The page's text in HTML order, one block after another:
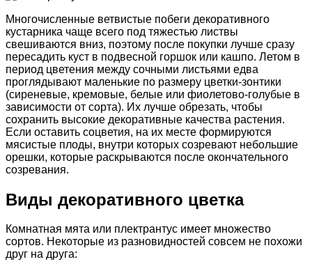
Многочисленные ветвистые побеги декоративного
кустарника чаще всего под тяжестью листвы
свешиваются вниз, поэтому после покупки лучше сразу
пересадить куст в подвесной горшок или кашпо. Летом в
период цветения между сочными листьями едва
проглядывают маленькие по размеру цветки-зонтики
(сиреневые, кремовые, белые или фиолетово-голубые в
зависимости от сорта). Их лучше обрезать, чтобы
сохранить высокие декоративные качества растения.
Если оставить соцветия, на их месте формируются
мясистые плоды, внутри которых созревают небольшие
орешки, которые раскрываются после окончательного
созревания.
Виды декоративного цветка
Комнатная мята или плектрантус имеет множество
сортов. Некоторые из разновидностей совсем не похожи
друг на друга: